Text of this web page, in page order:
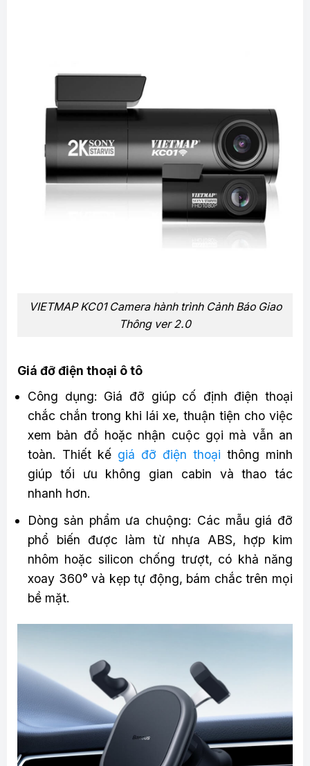
VIETMAP KC01 Camera hành trình Cảnh Báo Giao
Thông ver 2.0
Giá đỡ điện thoại ô tô
Công dụng: Giá đỡ giúp cố định điện thoại
chắc chắn trong khi lái xe, thuận tiện cho việc
xem bản đồ hoặc nhận cuộc gọi mà vẫn an
toàn. Thiết kế giá đỡ điện thoại thông minh
giúp tối ưu không gian cabin và thao tác
nhanh hơn.
Dòng sản phẩm ưa chuộng: Các mẫu giá đỡ
phổ biến được làm từ nhựa ABS, hợp kim
nhôm hoặc silicon chống trượt, có khả năng
xoay 360° và kẹp tự động, bám chắc trên mọi
bề mặt.